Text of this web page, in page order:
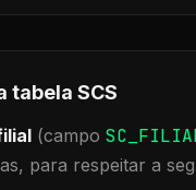
tabela SCS
(campo
para respeitar a